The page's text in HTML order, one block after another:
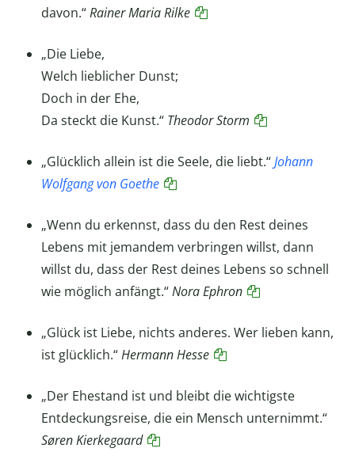
davon.“Rainer Maria Rilke
„Die Liebe,
Welch lieblicher Dunst;
Doch in der Ehe,
Da steckt die Kunst.“ Theodor Storm
„Glücklich allein ist die Seele, die liebt.“Johann
Wolfgang von Goethe
„Wenn du erkennst, dass du den Rest deines
Lebens mit jemandem verbringen willst, dann
willst du, dass der Rest deines Lebens so schnell
wie möglich anfängt.“Nora Ephron
„Glück ist Liebe, nichts anderes. Wer lieben kann,
ist glücklich.“Hermann Hesse
„Der Ehestand ist und bleibt die wichtigste
Entdeckungsreise, die ein Mensch unternimmt.“
Søren Kierkegaard